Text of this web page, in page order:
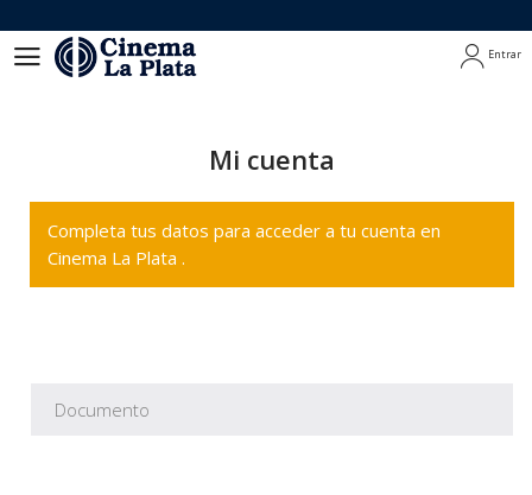
Entrar
Mi cuenta
Completa tus datos para acceder a tu cuenta en
Cinema La Plata .